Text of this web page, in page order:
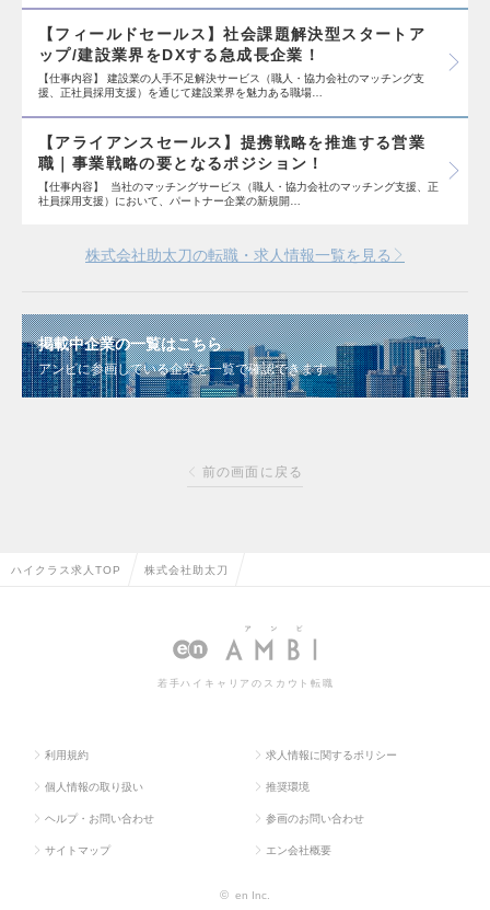
【フィールドセールス】社会課題解決型スタートア
ップ/建設業界をDXする急成長企業！
【仕事内容】 建設業の人手不足解決サービス（職人・協力会社のマッチング支
援、正社員採用支援）を通じて建設業界を魅力ある職場…
【アライアンスセールス】提携戦略を推進する営業
職｜事業戦略の要となるポジション！
【仕事内容】 当社のマッチングサービス（職人・協力会社のマッチング支援、正
社員採用支援）において、パートナー企業の新規開…
株式会社助太刀の転職・求人情報一覧を見る
掲載中企業の一覧はこちら
アンビに参画している企業を一覧で確認できます
前の画面に戻る
ハイクラス求人TOP 株式会社助太刀
若手ハイキャリアのスカウト転職
利用規約 求人情報に関するポリシー
個人情報の取り扱い 推奨環境
ヘルプ・お問い合わせ 参画のお問い合わせ
サイトマップ エン会社概要
© en Inc.